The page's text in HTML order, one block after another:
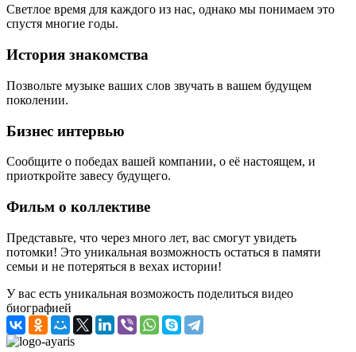
Светлое время для каждого из нас, однако мы понимаем это
спустя многие годы.
История знакомства
Позвольте музыке ваших слов звучать в вашем будущем
поколении.
Бизнес интервью
Сообщите о победах вашей компании, о её настоящем, и
приоткройте завесу будущего.
Фильм о коллективе
Представьте, что через много лет, вас смогут увидеть
потомки! Это уникальная возможность остаться в памяти
семьи и не потеряться в вехах истории!
У вас есть уникальная возможость поделиться видео
биографией